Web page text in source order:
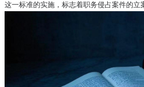
这一标准的实施，标志着职务侵占案件的立